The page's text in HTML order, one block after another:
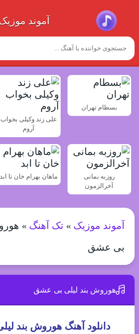
آموند
بسطام تهران
علی زند وکیلی بخواب
آروم
روزبه بمانی
آخرالزمون
ماهان بهرام خان تا ابد
آموند موزیک » تک آهنگ »
بی عشق
هوروش بند لیلی بی عشق
دانلود آهنگ هوروش بند